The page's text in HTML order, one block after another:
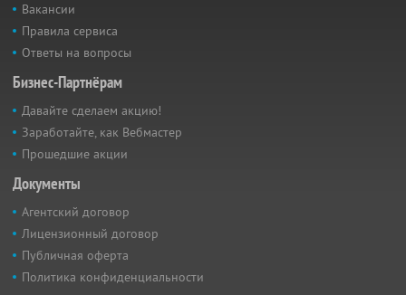
Вакансии
Правила сервиса
Ответы на вопросы
Бизнес-Партнёрам
Давайте сделаем акцию!
Заработайте, как Вебмастер
Прошедшие акции
Документы
Агентский договор
Лицензионный договор
Публичная оферта
Политика конфиденциальности